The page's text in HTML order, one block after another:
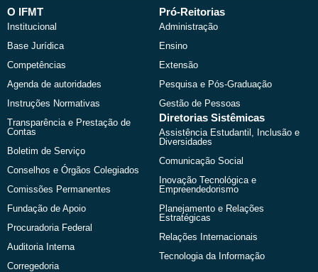
o
k
O IFMT
Institucional
Base Jurídica
Competências
Agenda de autoridades
Instruções Normativas
Transparência e Prestação de
Contas
Boletim de Serviço
Conselhos e Órgãos Colegiados
Comissões Permanentes
Fundação de Apoio
Procuradoria Federal
Auditoria Interna
Corregedoria
Pró-Reitorias
Administração
Ensino
Extensão
Pesquisa e Pós-Graduação
Gestão de Pessoas
Diretorias Sistêmicas
Assistência Estudantil, Inclusão e
Diversidades
Comunicação Social
Inovação Tecnológica e
Empreendedorismo
Planejamento e Relações
Estratégicas
Relações Internacionais
Tecnologia da Informação